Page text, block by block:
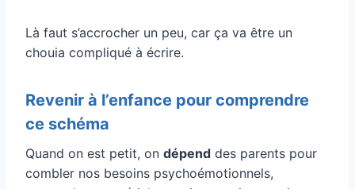
Là faut s’accrocher un peu, car ça va être un
chouia compliqué à écrire.
Revenir à l’enfance pour comprendre
ce schéma
Quand on est petit, on dépend des parents pour
combler nos besoins psychoémotionnels,